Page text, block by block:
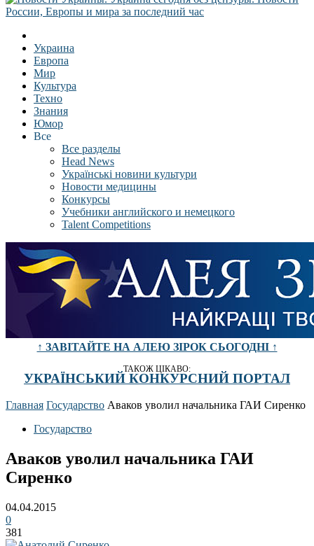
Украина
Европа
Мир
Культура
Техно
Знания
Юмор
Все
Все разделы
Head News
Українські новини культури
Новости медицины
Конкурсы
Учебники английского и немецкого
Talent Competitions
↑ ЗАВІТАЙТЕ НА АЛЕЮ ЗІРОК СЬОГОДНІ ↑
ТАКОЖ ЦІКАВО:
УКРАЇНСЬКИЙ КОНКУРСНИЙ ПОРТАЛ
Главная Государство Аваков уволил начальника ГАИ Сиренко
Государство
Аваков уволил начальника ГАИ
Сиренко
04.04.2015
0
381